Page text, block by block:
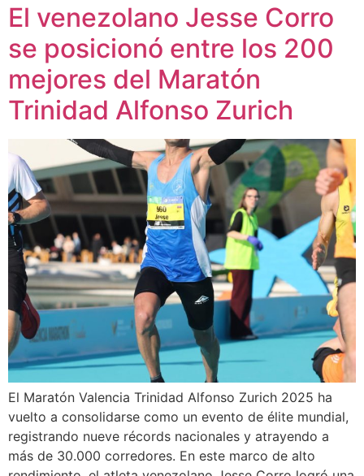
El venezolano Jesse Corro
se posicionó entre los 200
mejores del Maratón
Trinidad Alfonso Zurich
El Maratón Valencia Trinidad Alfonso Zurich 2025 ha
vuelto a consolidarse como un evento de élite mundial,
registrando nueve récords nacionales y atrayendo a
más de 30.000 corredores. En este marco de alto